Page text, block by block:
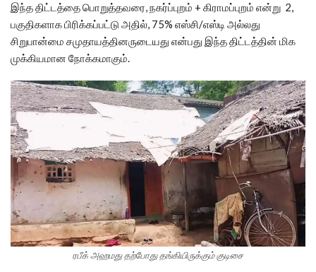
இந்த திட்டத்தை பொறுத்தவரை, நகர்ப்புறம் + கிராமப்புறம் என்று 2,
பகுதிகளாக பிரிக்கப்பட்டு அதில், 75% எஸ்சி/எஸ்டி அல்லது
சிறுபான்மை சமுதாயத்தினருடையது என்பது இந்த திட்டத்தின் மிக
முக்கியமான நோக்கமாகும்.
ரபீக் அஹமது தற்போது தங்கியிருக்கும் குடிசை